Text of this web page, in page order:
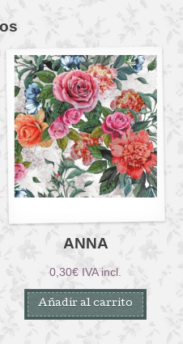
ANNA
0,30€ IVA incl.
Añadir al carrito